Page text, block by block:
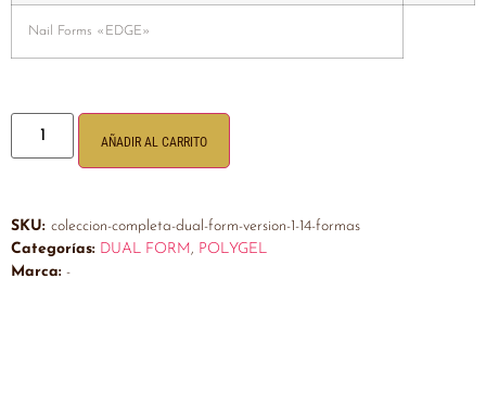
Nail Forms «EDGE»
AÑADIR AL CARRITO
SKU: coleccion-completa-dual-form-version-1-14-formas
Categorías: DUAL FORM, POLYGEL
Marca: -